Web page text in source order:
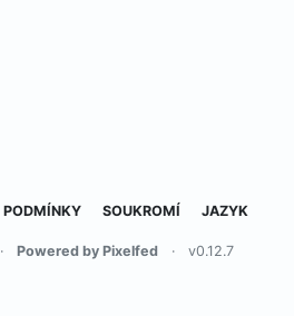
PODMÍNKY SOUKROMÍ JAZYK
· Powered by Pixelfed · v0.12.7